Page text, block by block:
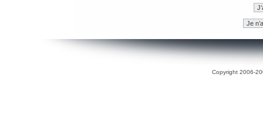
Copyright 2006-